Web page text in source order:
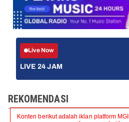
Live Now
LIVE 24 JAM